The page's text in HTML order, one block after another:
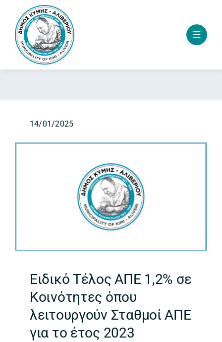
content
14/01/2025
Ειδικό Τέλος ΑΠΕ 1,2% σε
Κοινότητες όπου
λειτουργούν Σταθμοί ΑΠΕ
για το έτος 2023